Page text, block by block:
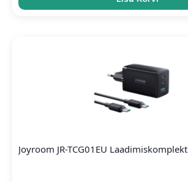
Joyroom JR-TCG01EU Laadimiskomplekt